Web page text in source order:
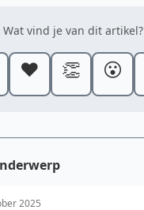
Wat vind je van dit artikel?
❤️ 👏 😮
2025